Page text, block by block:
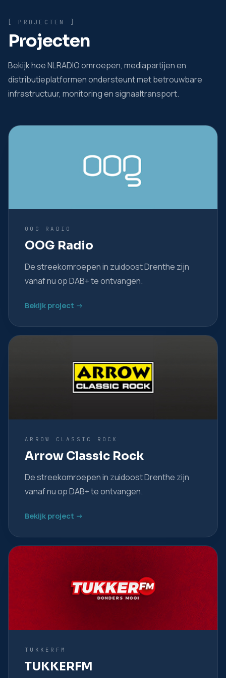
[ PROJECTEN ]
Projecten
Bekijk hoe NLRADIO omroepen, mediapartijen en
distributieplatformen ondersteunt met betrouwbare
infrastructuur, monitoring en signaaltransport.
OOG RADIO
OOG Radio
De streekomroepen in zuidoost Drenthe zijn
vanaf nu op DAB+ te ontvangen.
Bekijk project ->
ARROW CLASSIC ROCK
Arrow Classic Rock
De streekomroepen in zuidoost Drenthe zijn
vanaf nu op DAB+ te ontvangen.
Bekijk project ->
TUKKERFM
TUKKERFM